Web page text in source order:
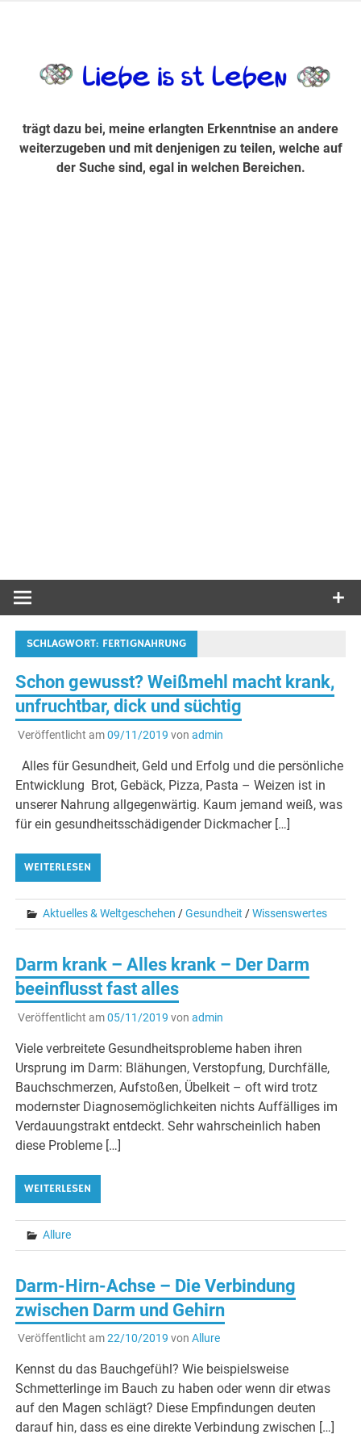
Suche sind, egal in welchen Bereichen.
trägt dazu bei, meine erlangten Erkenntnise an andere
weiterzugeben und mit denjenigen zu teilen, welche auf
der Suche sind, egal in welchen Bereichen.
SCHLAGWORT: FERTIGNAHRUNG
Schon gewusst? Weißmehl macht krank,
unfruchtbar, dick und süchtig
Veröffentlicht am09/11/2019 von admin
Alles für Gesundheit, Geld und Erfolg und die persönliche
Entwicklung Brot, Gebäck, Pizza, Pasta – Weizen ist in
unserer Nahrung allgegenwärtig. Kaum jemand weiß, was
für ein gesundheitsschädigender Dickmacher […]
WEITERLESEN
Aktuelles & Weltgeschehen /Gesundheit /Wissenswertes
Darm krank – Alles krank – Der Darm
beeinflusst fast alles
Veröffentlicht am05/11/2019 von admin
Viele verbreitete Gesundheitsprobleme haben ihren
Ursprung im Darm: Blähungen, Verstopfung, Durchfälle,
Bauchschmerzen, Aufstoßen, Übelkeit – oft wird trotz
modernster Diagnosemöglichkeiten nichts Auffälliges im
Verdauungstrakt entdeckt. Sehr wahrscheinlich haben
diese Probleme […]
WEITERLESEN
Allure
Darm-Hirn-Achse – Die Verbindung
zwischen Darm und Gehirn
Veröffentlicht am22/10/2019 von Allure
Kennst du das Bauchgefühl? Wie beispielsweise
Schmetterlinge im Bauch zu haben oder wenn dir etwas
auf den Magen schlägt? Diese Empfindungen deuten
darauf hin, dass es eine direkte Verbindung zwischen […]